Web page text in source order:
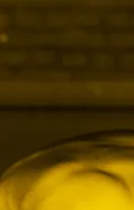
Denis ; CND
Wuppertal
la danse ;
della
Dance